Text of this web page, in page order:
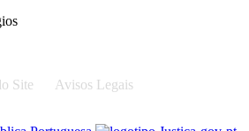
Site Avisos Legais